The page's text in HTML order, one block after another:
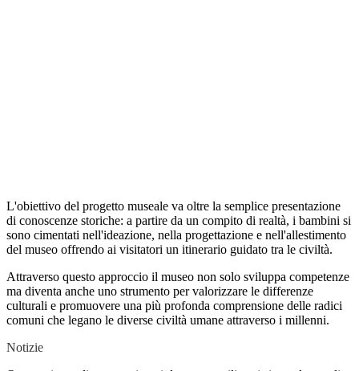
L'obiettivo del progetto museale va oltre la semplice presentazione
di conoscenze storiche: a partire da un compito di realtà, i bambini si
sono cimentati nell'ideazione, nella progettazione e nell'allestimento
del museo offrendo ai visitatori un itinerario guidato tra le civiltà.
Attraverso questo approccio il museo non solo sviluppa competenze
ma diventa anche uno strumento per valorizzare le differenze
culturali e promuovere una più profonda comprensione delle radici
comuni che legano le diverse civiltà umane attraverso i millenni.
Notizie